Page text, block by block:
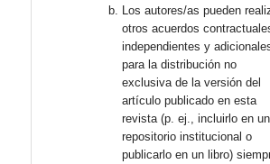
Los autores/as pueden
otros acuerdos
independientes y
para la distribución no
exclusiva de la versión del
artículo publicado en esta
revista (p. ej., incluirlo en un
repositorio institucional o
publicarlo en un libro)